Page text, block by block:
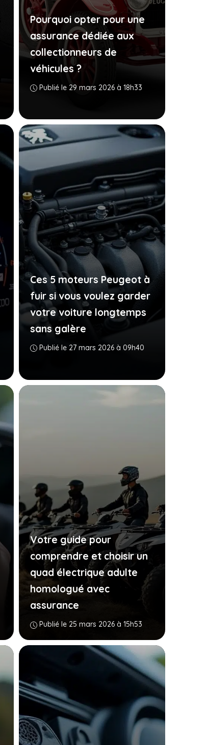
Pourquoi opter pour une
assurance dédiée aux
collectionneurs de
véhicules ?
Publié le 29 mars 2026 à 18h33
Ces 5 moteurs Peugeot à
fuir si vous voulez garder
votre voiture longtemps
sans galère
Publié le 27 mars 2026 à 09h40
Votre guide pour
comprendre et choisir un
quad électrique adulte
homologué avec
assurance
Publié le 25 mars 2026 à 15h53